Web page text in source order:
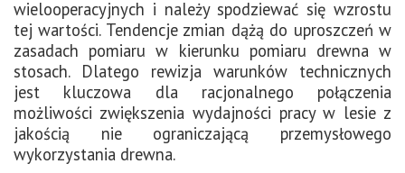
wielooperacyjnych i należy spodziewać się wzrostu
tej wartości. Tendencje zmian dążą do uproszczeń w
zasadach pomiaru w kierunku pomiaru drewna w
stosach. Dlatego rewizja warunków technicznych
jest kluczowa dla racjonalnego połączenia
możliwości zwiększenia wydajności pracy w lesie z
jakością nie ograniczającą przemysłowego
wykorzystania drewna.